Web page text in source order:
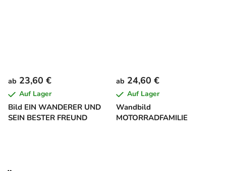
Bild EIN WANDERER UND
SEIN BESTER FREUND
ab 23,60 €
Auf Lager
Wandbild
MOTORRADFAMILIE
ab 24,60 €
Auf Lager